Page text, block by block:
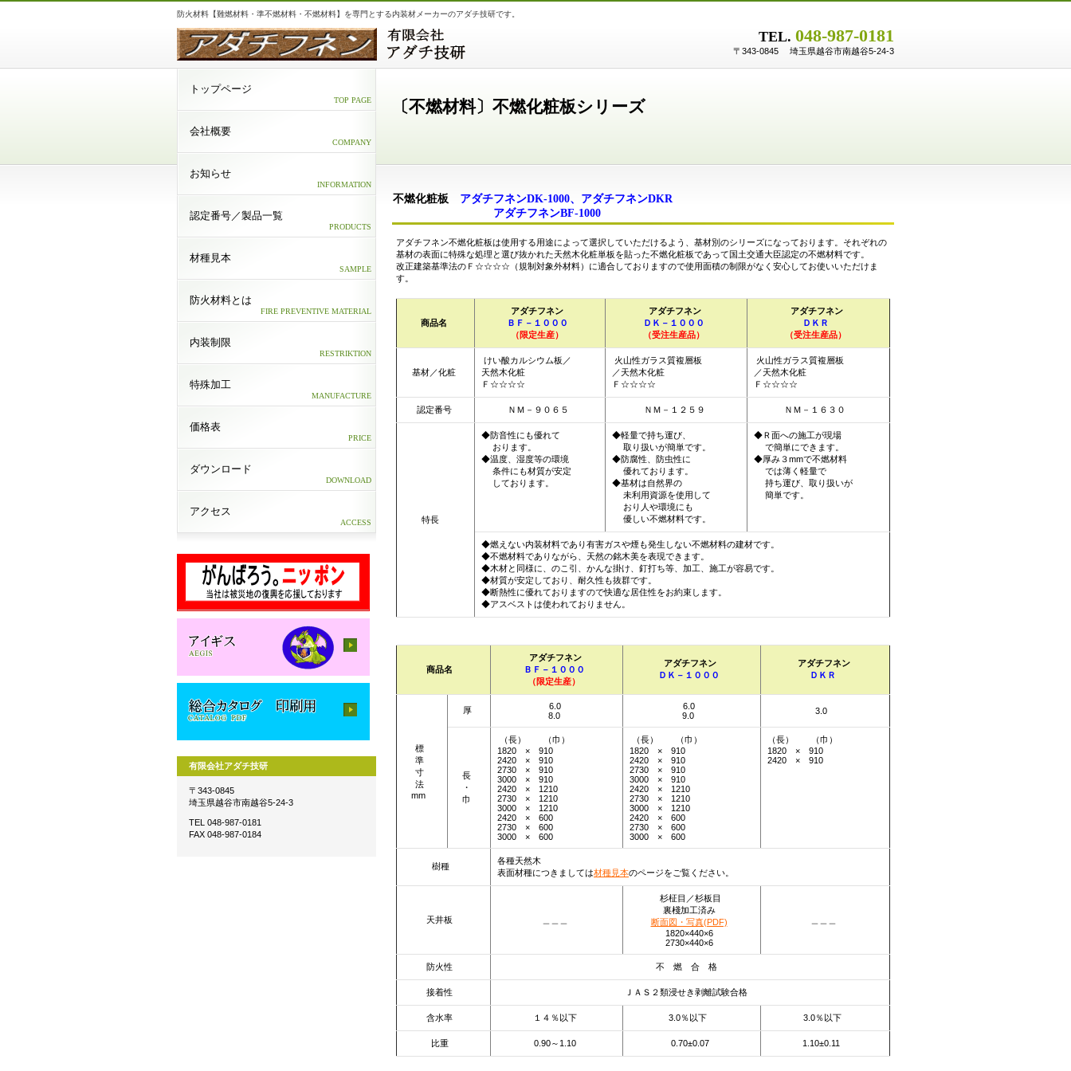
防火材料【難燃材料・準不燃材料・不燃材料】を専門とする内装材メーカーのアダチ技研です。
TEL. 048-987-0181
〒343-0845 埼玉県越谷市南越谷5-24-3
〔不燃材料〕不燃化粧板シリーズ
不燃化粧板 アダチフネンDK-1000、アダチフネンDKR
アダチフネンBF-1000
アダチフネン不燃化粧板は使用する用途によって選択していただけるよう、基材別のシリーズになっております。それぞれの
基材の表面に特殊な処理と選び抜かれた天然木化粧単板を貼った不燃化粧板であって国土交通大臣認定の不燃材料です。
改正建築基準法のＦ☆☆☆☆（規制対象外材料）に適合しておりますので使用面積の制限がなく安心してお使いいただけま
す。
商品名
アダチフネン
ＢＦ－１０００
（限定生産）
アダチフネン
ＤＫ－１０００
（受注生産品）
アダチフネン
ＤＫＲ
（受注生産品）
基材／化粧
けい酸カルシウム板／
天然木化粧
Ｆ☆☆☆☆
火山性ガラス質複層板
／天然木化粧
Ｆ☆☆☆☆
火山性ガラス質複層板
／天然木化粧
Ｆ☆☆☆☆
認定番号 ＮＭ－９０６５ ＮＭ－１２５９ ＮＭ－１６３０
特長
◆防音性にも優れて
おります。
◆温度、湿度等の環境
条件にも材質が安定
しております。
◆軽量で持ち運び、
取り扱いが簡単です。
◆防腐性、防虫性に
優れております。
◆基材は自然界の
未利用資源を使用して
おり人や環境にも
優しい不燃材料です。
◆Ｒ面への施工が現場
で簡単にできます。
◆厚み３mmで不燃材料
では薄く軽量で
持ち運び、取り扱いが
簡単です。
◆燃えない内装材料であり有害ガスや煙も発生しない不燃材料の建材です。
◆不燃材料でありながら、天然の銘木美を表現できます。
◆木材と同様に、のこ引、かんな掛け、釘打ち等、加工、施工が容易です。
◆材質が安定しており、耐久性も抜群です。
◆断熱性に優れておりますので快適な居住性をお約束します。
◆アスベストは使われておりません。
商品名
アダチフネン
ＢＦ－１０００
（限定生産）
アダチフネン
ＤＫ－１０００
アダチフネン
ＤＫＲ
標
準
寸
法
mm
厚
6.0
8.0
6.0
9.0
3.0
長
・
巾
（長） （巾）
1820 × 910
2420 × 910
2730 × 910
3000 × 910
2420 × 1210
2730 × 1210
3000 × 1210
2420 × 600
2730 × 600
3000 × 600
（長） （巾）
1820 × 910
2420 × 910
2730 × 910
3000 × 910
2420 × 1210
2730 × 1210
3000 × 1210
2420 × 600
2730 × 600
3000 × 600
（長） （巾）
1820 × 910
2420 × 910
樹種
各種天然木
表面材種につきましては材種見本のページをご覧ください。
天井板
杉柾目／杉板目
裏棧加工済み
断面図・写真(PDF)
1820×440×6
2730×440×6
防火性 不 燃 合 格
接着性 ＪＡＳ２類浸せき剥離試験合格
含水率 １４％以下 3.0％以下 3.0％以下
比重 0.90～1.10 0.70±0.07 1.10±0.11
トップページ
TOP PAGE
会社概要
COMPANY
お知らせ
INFORMATION
認定番号／製品一覧
PRODUCTS
材種見本
SAMPLE
防火材料とは
FIRE PREVENTIVE MATERIAL
内装制限
RESTRIKTION
特殊加工
MANUFACTURE
価格表
PRICE
ダウンロード
DOWNLOAD
アクセス
ACCESS
有限会社アダチ技研
〒343-0845
埼玉県越谷市南越谷5-24-3
TEL 048-987-0181
FAX 048-987-0184